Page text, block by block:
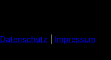
Datenschutz Impressum